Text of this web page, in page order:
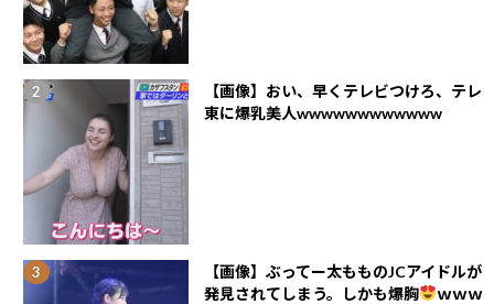
【画像】おい、早くテレビつけろ、テレ
東に爆乳美人wwwwwwwwwwww
【画像】ぶってー太もものJCアイドルが
発見されてしまう。しかも爆胸
ｗｗｗ